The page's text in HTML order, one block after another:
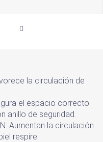
la circulación de
el espacio correcto
anillo de seguridad.
Aumentan la circulación
respire.